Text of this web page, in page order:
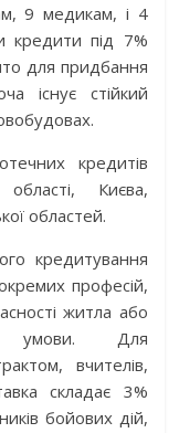
9 медикам, і 4
кредити під 7%
для придбання
існує стійкий
кредитів
Києва,
областей.
кредитування
професій,
житла або
умови. Для
вчителів,
складає 3%
бойових дій,